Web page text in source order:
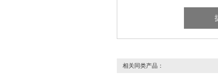
相关同类产品：